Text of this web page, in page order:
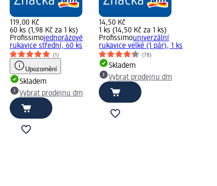
119,00 Kč
60 ks (1,98 Kč za 1 ks)
Profissimojednorázové
rukavice střední, 60 ks
(1)
Upozornění
Skladem
Vybrat prodejnu dm
14,50 Kč
1 ks (14,50 Kč za 1 ks)
Profissimouniverzální
rukavice velké (1 pár), 1 ks
(78)
Skladem
Vybrat prodejnu dm